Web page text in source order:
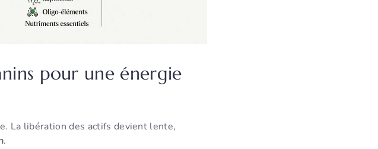
pour une énergie
La libération des actifs devient lente,
.